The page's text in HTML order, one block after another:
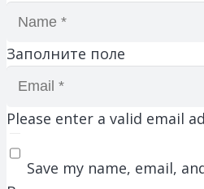
Заполните поле
Please enter a valid email
Save my name, email,